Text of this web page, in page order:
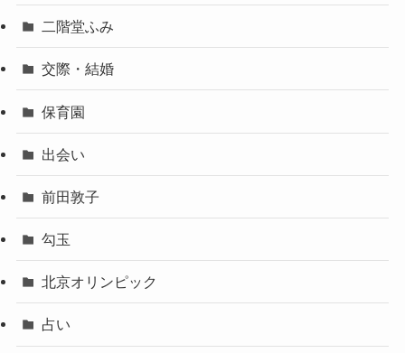
二階堂ふみ
交際・結婚
保育園
出会い
前田敦子
勾玉
北京オリンピック
占い